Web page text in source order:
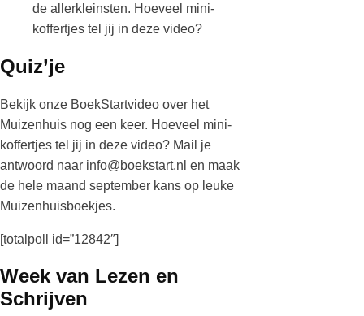
de allerkleinsten. Hoeveel mini-
koffertjes tel jij in deze video?
Quiz’je
Bekijk onze BoekStartvideo over het
Muizenhuis nog een keer. Hoeveel mini-
koffertjes tel jij in deze video? Mail je
antwoord naar info@boekstart.nl en maak
de hele maand september kans op leuke
Muizenhuisboekjes.
[totalpoll id=”12842″]
Week van Lezen en
Schrijven